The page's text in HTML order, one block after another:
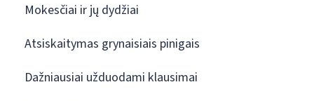
Mokesčiai ir jų dydžiai
Atsiskaitymas grynaisiais pinigais
Dažniausiai užduodami klausimai